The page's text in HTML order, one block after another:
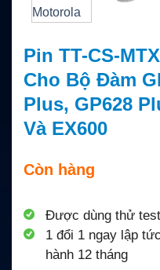
Pin TT-CS-
Cho Bộ Đàm
Plus, GP628
Và EX600
Còn hàng
Được dùng thử
1 đổi 1 ngay lập
hành 12 tháng